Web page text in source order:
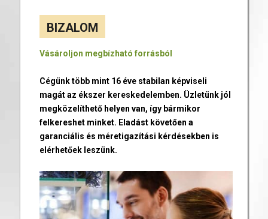
BIZALOM
Vásároljon megbízható forrásból
Cégünk több mint 16 éve stabilan képviseli
magát az ékszer kereskedelemben. Üzletünk jól
megközelíthető helyen van, így bármikor
felkereshet minket. Eladást követően a
garanciális és méretigazítási kérdésekben is
elérhetőek leszünk.